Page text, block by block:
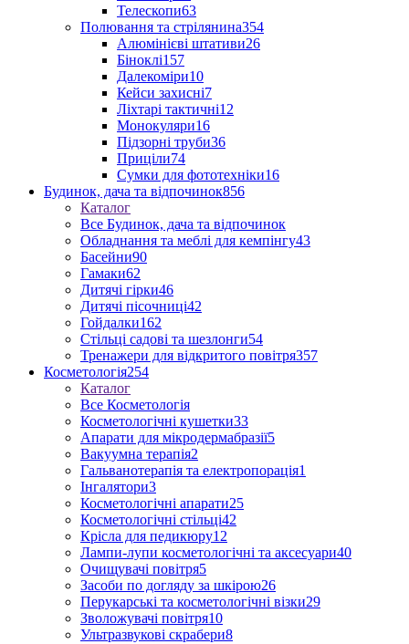
Телескопи63
Полювання та стрілянина354
Алюмінієві штативи26
Біноклі157
Далекоміри10
Кейси захисні7
Ліхтарі тактичні12
Монокуляри16
Підзорні труби36
Приціли74
Сумки для фототехніки16
Будинок, дача та відпочинок856
Каталог
Все Будинок, дача та відпочинок
Обладнання та меблі для кемпінгу43
Басейни90
Гамаки62
Дитячі гірки46
Дитячі пісочниці42
Гойдалки162
Стільці садові та шезлонги54
Тренажери для відкритого повітря357
Косметологія254
Каталог
Все Косметологія
Косметологічні кушетки33
Апарати для мікродермабразії5
Вакуумна терапія2
Гальванотерапія та електропорація1
Інгалятори3
Косметологічні апарати25
Косметологічні стільці42
Крісла для педикюру12
Лампи-лупи косметологічні та аксесуари40
Очищувачі повітря5
Засоби по догляду за шкірою26
Перукарські та косметологічні візки29
Зволожувачі повітря10
Ультразвукові скрабери8